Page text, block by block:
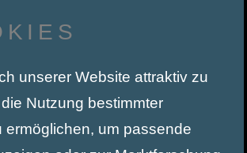
unserer Website attraktiv zu
Nutzung bestimmter
ermöglichen, um passende